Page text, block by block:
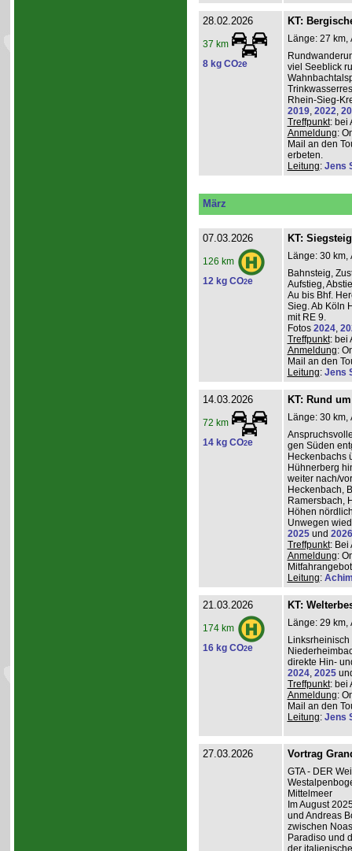
28.02.2026
37 km
8 kg CO2e
KT:
Länge: 27 km,
viel Seeblick
Rhein-Sieg-
2019, 2022,
Treffpunkt: bei
Anmeldung:
Mail an den
erbeten.
Leitung: Jens
März
07.03.2026
126 km
12 kg CO2e
KT: Siegsteig
Länge: 30 km,
Bahnsteig,
Aufstieg,
Au bis Bhf.
Sieg. Ab Köln
mit RE 9.
Fotos 2024,
Treffpunkt: bei
Anmeldung:
Mail an den
Leitung: Jens
14.03.2026
72 km
14 kg CO2e
KT: Rund
Länge: 30 km,
gen Süden
Heckenbachs
Hühnerberg
weiter nach/
Heckenbach,
Ramersbach,
Höhen
Unwegen
2025und 2026
Treffpunkt: Bei
Anmeldung:
Leitung:
21.03.2026
174 km
16 kg CO2e
KT:
Länge: 29 km,
direkte Hin-
2024, 2025
Treffpunkt: bei
Anmeldung:
Mail an den
Leitung: Jens
27.03.2026 Vortrag
GTA - DER
Mittelmeer
Im August
und Andreas
zwischen
Paradiso und
der